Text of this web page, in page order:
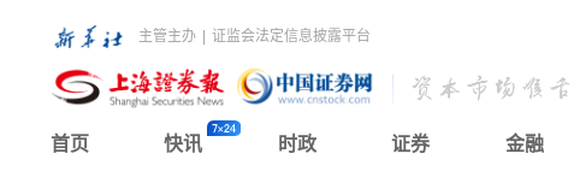
主管主办 证监会法定信息披露平台
首页 快讯 时政 证券 金融